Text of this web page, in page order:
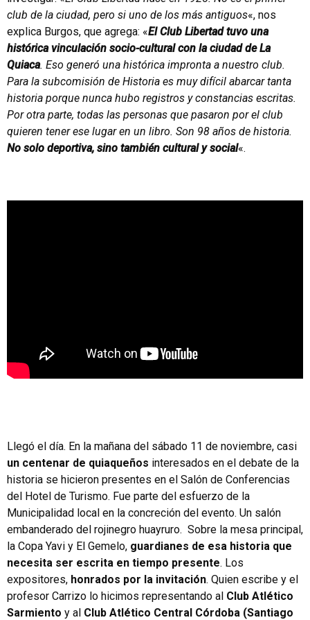
club de la ciudad, pero si uno de los más antiguos«, nos
explica Burgos, que agrega: «El Club Libertad tuvo una
histórica vinculación socio-cultural con la ciudad de La
Quiaca. Eso generó una histórica impronta a nuestro club.
Para la subcomisión de Historia es muy difícil abarcar tanta
historia porque nunca hubo registros y constancias escritas.
Por otra parte, todas las personas que pasaron por el club
quieren tener ese lugar en un libro. Son 98 años de historia.
No solo deportiva, sino también cultural y social«.
Llegó el día. En la mañana del sábado 11 de noviembre, casi
un centenar de quiaqueños interesados en el debate de la
historia se hicieron presentes en el Salón de Conferencias
del Hotel de Turismo. Fue parte del esfuerzo de la
Municipalidad local en la concreción del evento. Un salón
embanderado del rojinegro huayruro. Sobre la mesa principal,
la Copa Yavi y El Gemelo, guardianes de esa historia que
necesita ser escrita en tiempo presente. Los
expositores, honrados por la invitación. Quien escribe y el
profesor Carrizo lo hicimos representando al Club Atlético
Sarmiento y al Club Atlético Central Córdoba (Santiago